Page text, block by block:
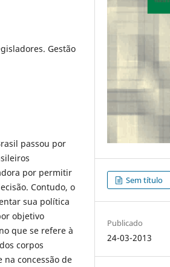
Gestão
passou por
por permitir
Contudo, o
sua política
objetivo
que se refere à
corpos
concessão de
Sem título
Publicado
24-03-2013